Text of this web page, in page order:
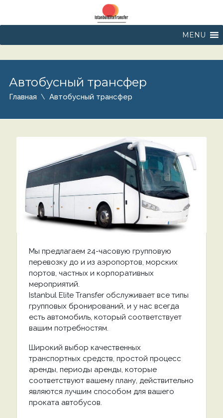
MENU
Автобусный трансфер
Главная Автобусный трансфер
Мы предлагаем 24-часовую групповую
перевозку до и из аэропортов, морских
портов, частных и корпоративных
мероприятий.
Istanbul Elite Transfer обслуживает все типы
групповых бронирований, и у нас всегда
есть автомобиль, который соответствует
вашим потребностям.
Широкий выбор качественных
транспортных средств, простой процесс
аренды, периоды аренды, которые
соответствуют вашему плану, действительно
являются лучшим способом для вашего
проката автобусов.